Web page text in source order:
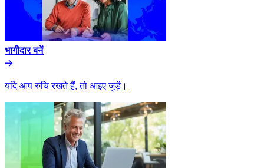
भागीदार बनें​​
यदि आप रुचि रखते हैं, तो आइए जुड़ें।​​